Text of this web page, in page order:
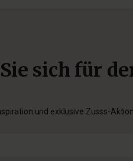
sich für
und exklusive Zusss-